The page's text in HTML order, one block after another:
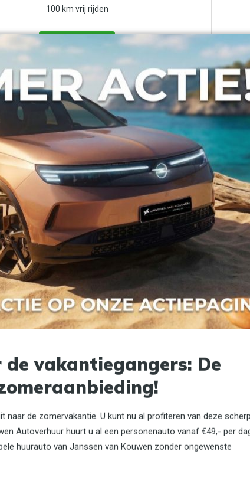
100 km vrij rijden
Meer info
C-klasse
Astra / Peugeot 308
of een vergelijkbaar model
zitplaatsen 4deuren
Huur vanaf
€ 70,-
100 km vrij rijden
Meer info
5
de vakantiegangers: De
naar de zomervakantie. U kunt nu al profiteren van deze
Autoverhuur huurt u al een personenauto vanaf €49,- per
huurauto van Janssen van Kouwen zonder ongewenste